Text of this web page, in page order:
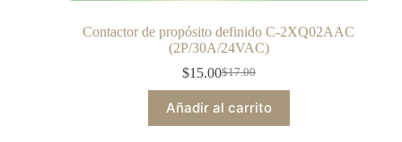
Contactor de propósito definido C-2XQ02AAC
(2P/30A/24VAC)
$17.00
$15.00
Añadir al carrito